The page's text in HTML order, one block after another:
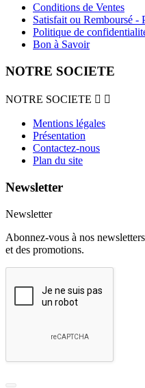
Conditions de Ventes
Satisfait ou Remboursé -
Politique de
Bon à Savoir
NOTRE SOCIETE
NOTRE SOCIETE  
Mentions légales
Présentation
Contactez-nous
Plan du site
Newsletter
Newsletter
Abonnez-vous à nos
et des promotions.